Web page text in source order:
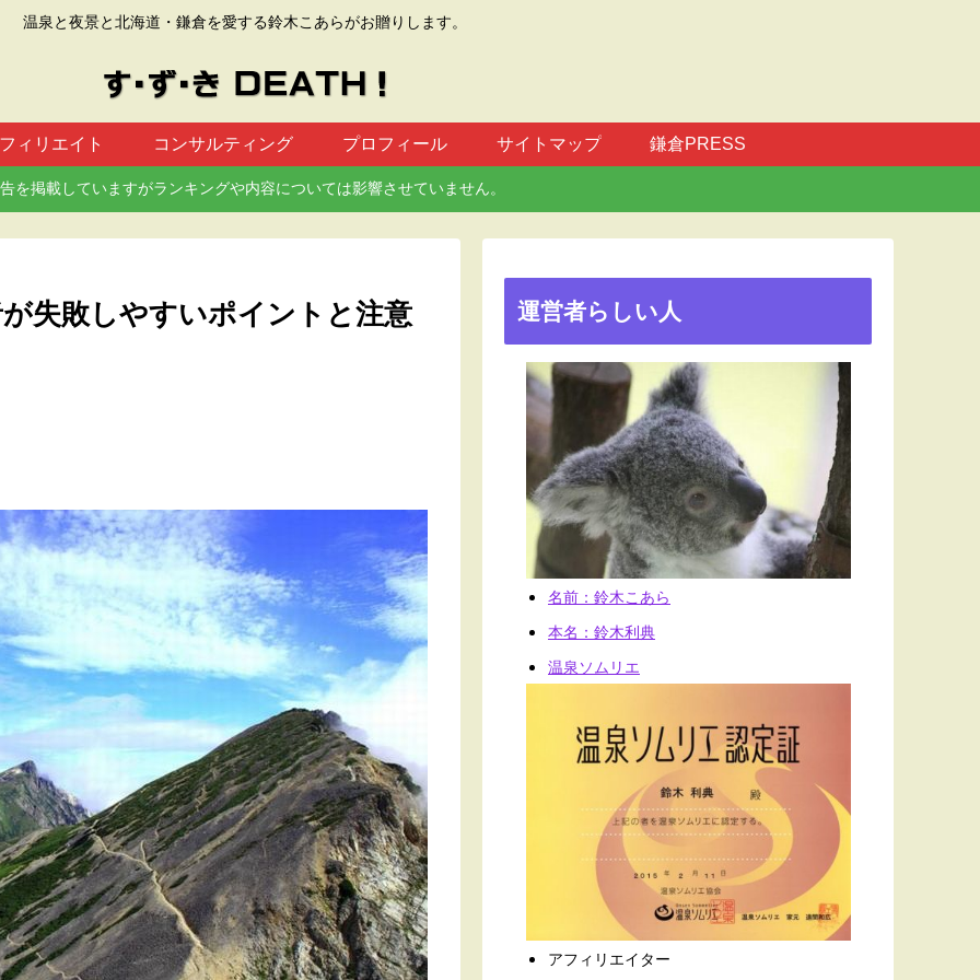
温泉と夜景と北海道・鎌倉を愛する鈴木こあらがお贈りします。
ィリエイト コンサルティング プロフィール サイトマップ 鎌倉PRESS
を掲載していますがランキングや内容については影響させていません。
失敗しやすいポイントと注意 運営者らしい人
名前：鈴木こあら
本名：鈴木利典
温泉ソムリエ
アフィリエイター